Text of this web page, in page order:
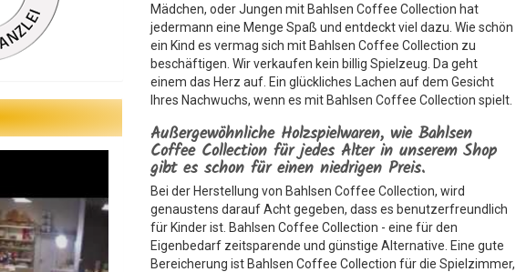
Mädchen, oder Jungen mit Bahlsen Coffee Collection hat
jedermann eine Menge Spaß und entdeckt viel dazu. Wie schön
ein Kind es vermag sich mit Bahlsen Coffee Collection zu
beschäftigen. Wir verkaufen kein billig Spielzeug. Da geht
einem das Herz auf. Ein glückliches Lachen auf dem Gesicht
Ihres Nachwuchs, wenn es mit Bahlsen Coffee Collection spielt.
Außergewöhnliche Holzspielwaren, wie Bahlsen
Coffee Collection für jedes Alter in unserem Shop
gibt es schon für einen niedrigen Preis.
Bei der Herstellung von Bahlsen Coffee Collection, wird
genaustens darauf Acht gegeben, dass es benutzerfreundlich
für Kinder ist. Bahlsen Coffee Collection - eine für den
Eigenbedarf zeitsparende und günstige Alternative. Eine gute
Bereicherung ist Bahlsen Coffee Collection für die Spielzimmer,